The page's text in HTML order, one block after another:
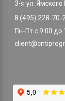
3-я ул. Ямского
8 (495) 228-70-
Пн-Пт с 9:00 до